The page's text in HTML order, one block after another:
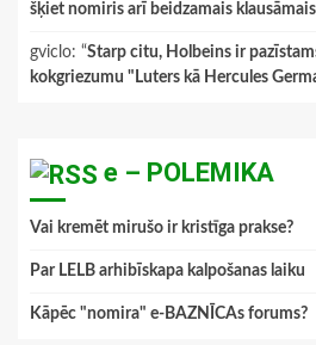
šķiet nomiris arī beidzamais
gviclo: “Starp citu, Holbeins ir
kokgriezumu "Luters kā Hercules
e – POLEMIKA
Vai kremēt mirušo ir kristīga prakse?
Par LELB arhibīskapa kalpošanas laiku
Kāpēc "nomira" e-BAZNĪCAs forums?